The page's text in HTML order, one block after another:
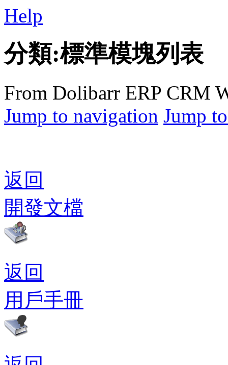
Help
分類:標準模塊列表
From Dolibarr ERP CRM
Jump to navigation Jump
返回
開發文檔
返回
用戶手冊